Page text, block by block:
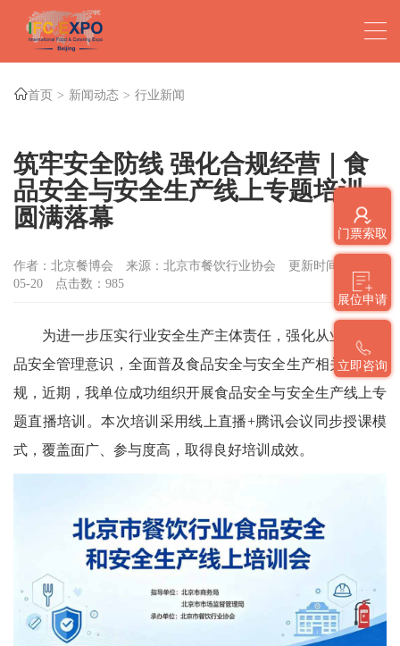
门票索取
展位申请
立即咨询
首页 新闻动态 行业新闻
筑牢安全防线 强化合规经营｜食
品安全与安全生产线上专题培训
圆满落幕
作者：北京餐博会 来源：北京市餐饮行业协会
更新时间：2026-
05-20
点击数： 985
为进一步压实行业安全生产主体责任，强化从业人员食
品安全管理意识，全面普及食品安全与安全生产相关法律法
规，近期，我单位成功组织开展食品安全与安全生产线上专
题直播培训。本次培训采用线上直播+腾讯会议同步授课模
式，覆盖面广、参与度高，取得良好培训成效。